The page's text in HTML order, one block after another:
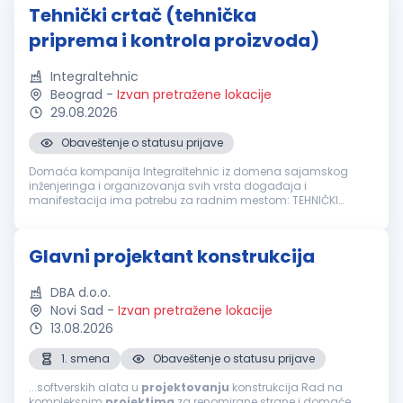
Tehnički crtač (tehnička
priprema i kontrola proizvoda)
Integraltehnic
Beograd - Izvan pretražene lokacije
29.08.2026
Obaveštenje o statusu prijave
Domaća kompanija Integraltehnic iz domena sajamskog
inženjeringa i organizovanja svih vrsta događaja i
manifestacija ima potrebu za radnim mestom: TEHNIČKI
Glavni projektant konstrukcija
DBA d.o.o.
Novi Sad - Izvan pretražene lokacije
13.08.2026
1. smena
Obaveštenje o statusu prijave
...softverskih alata u projektovanju konstrukcija Rad na